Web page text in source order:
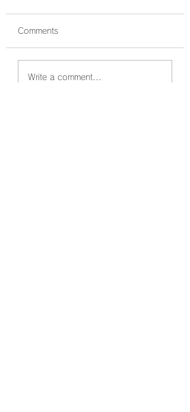
鰤狙い撃ちでボッコボ
Comments
Write a comment...